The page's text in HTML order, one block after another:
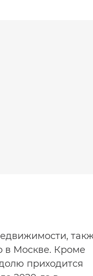
в Москве. Кроме
приходится